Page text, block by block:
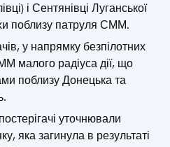
і Сентянівці Луганської
поблизу патруля СММ.
у напрямку безпілотних
малого радіуса дії, що
поблизу Донецька та
уточнювали
яка загинула в результаті